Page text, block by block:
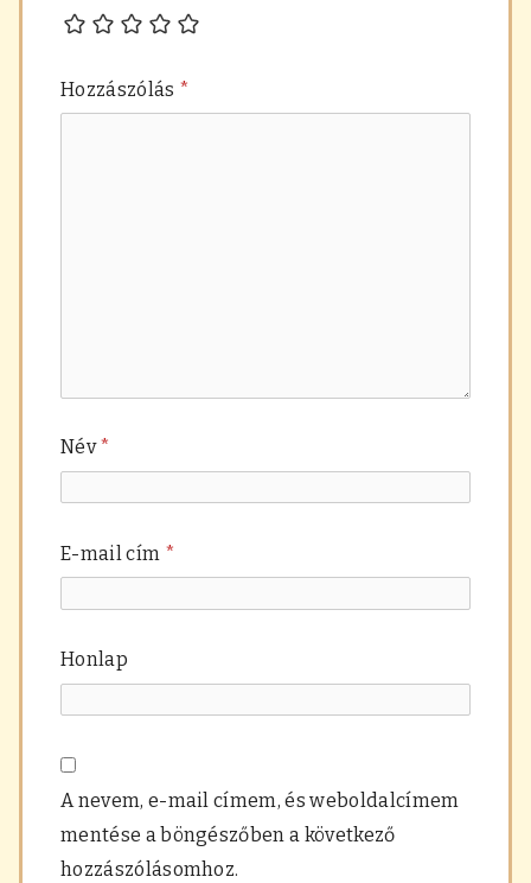
Hozzászólás *
Név*
E-mail cím *
Honlap
A nevem, e-mail címem, és weboldalcímem
mentése a böngészőben a következő
hozzászólásomhoz.